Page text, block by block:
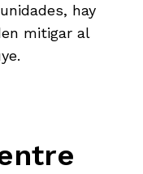
hay
mitigar al